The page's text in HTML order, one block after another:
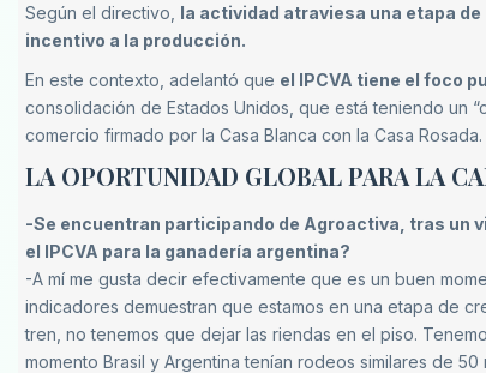
Según el directivo, la actividad atraviesa una etapa
incentivo a la producción.
En este contexto, adelantó que el IPCVA tiene el foco
consolidación de Estados Unidos, que está teniendo un
comercio firmado por la Casa Blanca con la Casa Rosada.
LA OPORTUNIDAD GLOBAL PARA LA
-Se encuentran participando de Agroactiva, tras un
el IPCVA para la ganadería argentina?
-A mí me gusta decir efectivamente que es un buen
indicadores demuestran que estamos en una etapa de
tren, no tenemos que dejar las riendas en el piso.
momento Brasil y Argentina tenían rodeos similares de